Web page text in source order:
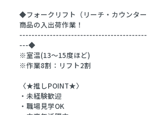
◆フォークリフト（リーチ・カウンタ
商品の入出荷作業！
---◆
※室温(13～15度ほど)
※作業8割：リフト2割
〈★推しPOINT★〉
・未経験歓迎
・職場見学OK